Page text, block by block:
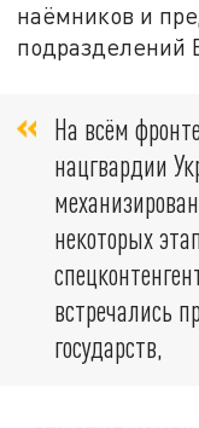
наёмников и
подразделений
На всём
нацгвардии
некоторых
встречались
государств,